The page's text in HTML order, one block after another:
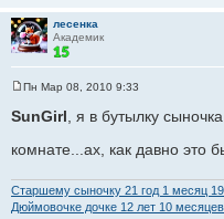
лесенка
Академик
о
щ
и
е
Пн Мар 08, 2010 9:33
SunGirl , я в бутылку
комнате...ах, как давно это
Старшему сыночку 21 год 1 месяц
Дюймовочке дочке 12 лет 10